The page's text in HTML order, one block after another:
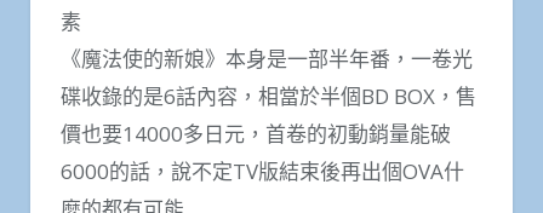
素
《魔法使的新娘》本身是一部半年番，一卷光
碟收錄的是6話內容，相當於半個BD BOX，售
價也要14000多日元，首卷的初動銷量能破
6000的話，說不定TV版結束後再出個OVA什